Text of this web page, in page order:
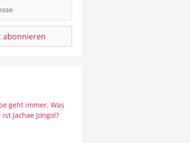
abonnieren
geht immer. Was
Jachae Jongol?